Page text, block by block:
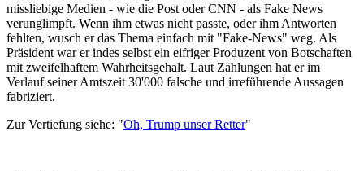
missliebige Medien - wie die Post oder CNN - als Fake News
verunglimpft. Wenn ihm etwas nicht passte, oder ihm Antworten
fehlten, wusch er das Thema einfach mit "Fake-News" weg. Als
Präsident war er indes selbst ein eifriger Produzent von Botschaften
mit zweifelhaftem Wahrheitsgehalt. Laut Zählungen hat er im
Verlauf seiner Amtszeit 30'000 falsche und irreführende Aussagen
fabriziert.
Zur Vertiefung siehe: "Oh, Trump unser Retter"